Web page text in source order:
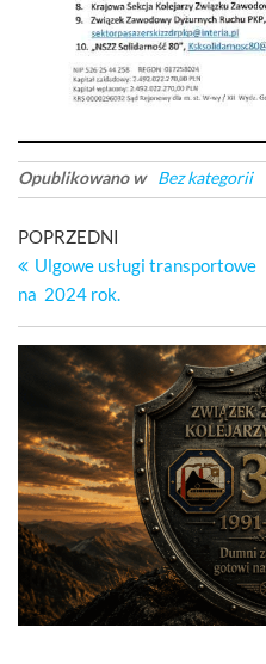
Opublikowano w Bez kategorii
Nawigacja
wpisu
Poprzedni
wpis
POPRZEDNI
Ulgowe usługi transportowe
na 2024 rok.